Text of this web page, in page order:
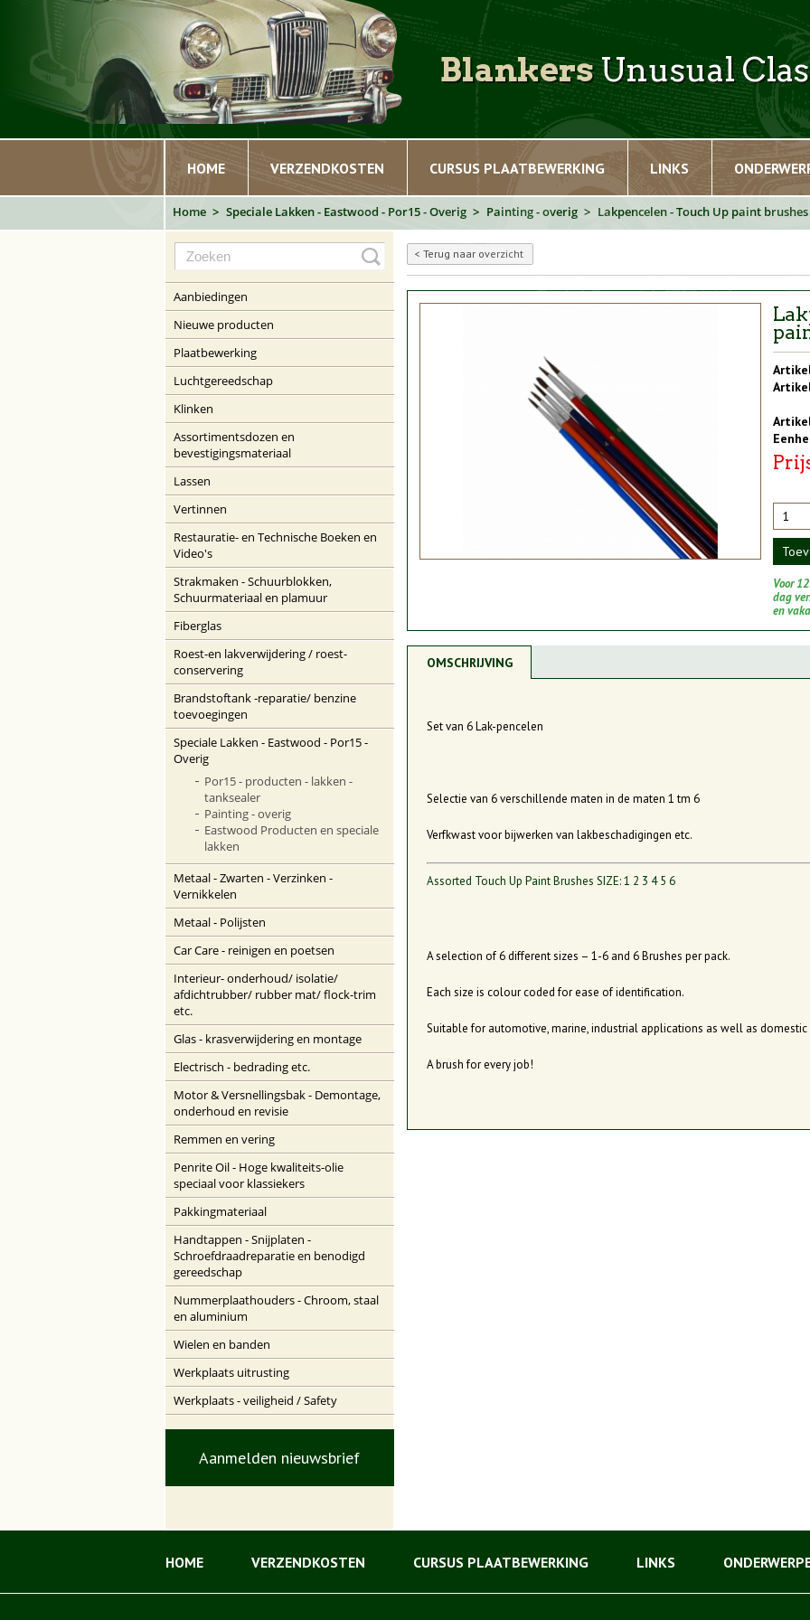
BlankersUnusual
HOME VERZENDKOSTEN CURSUS PLAATBEWERKING LINKS
Home Speciale Lakken - Eastwood - Por15 - Overig Painting - overig Lakpencelen - Touch Up paint
Aanbiedingen
Nieuwe producten
Plaatbewerking
Luchtgereedschap
Klinken
Assortimentsdozen en
bevestigingsmateriaal
Lassen
Vertinnen
Restauratie- en Technische Boeken en
Video's
Strakmaken - Schuurblokken,
Schuurmateriaal en plamuur
Fiberglas
Roest-en lakverwijdering / roest-
conservering
Brandstoftank -reparatie/ benzine
toevoegingen
Speciale Lakken - Eastwood - Por15 -
Overig
Por15 - producten - lakken -
tanksealer
Painting - overig
Eastwood Producten en speciale
lakken
Metaal - Zwarten - Verzinken -
Vernikkelen
Metaal - Polijsten
Car Care - reinigen en poetsen
Interieur- onderhoud/ isolatie/
afdichtrubber/ rubber mat/ flock-trim
etc.
Glas - krasverwijdering en montage
Electrisch - bedrading etc.
Motor & Versnellingsbak - Demontage,
onderhoud en revisie
Remmen en vering
Penrite Oil - Hoge kwaliteits-olie
speciaal voor klassiekers
Pakkingmateriaal
Handtappen - Snijplaten -
Schroefdraadreparatie en benodigd
gereedschap
Nummerplaathouders - Chroom, staal
en aluminium
Wielen en banden
Werkplaats uitrusting
Werkplaats - veiligheid / Safety
Aanmelden nieuwsbrief
Terug naar overzicht
Voor
dag
en
OMSCHRIJVING
Set van 6 Lak-pencelen
Selectie van 6 verschillende maten in de maten 1 tm 6
Verfkwast voor bijwerken van lakbeschadigingen etc.
Assorted Touch Up Paint Brushes SIZE: 1 2 3 4 5 6
A selection of 6 different sizes – 1-6 and 6 Brushes per pack.
Each size is colour coded for ease of identification.
Suitable for automotive, marine, industrial applications as well as domestic
A brush for every job!
HOME VERZENDKOSTEN CURSUS PLAATBEWERKING LINKS